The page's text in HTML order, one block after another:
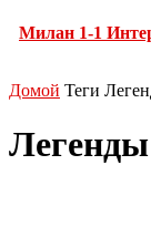
Милан 1-1
Домой Теги